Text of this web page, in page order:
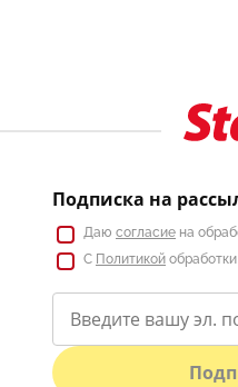
Подписка на
Даю согласие на
С Политикой